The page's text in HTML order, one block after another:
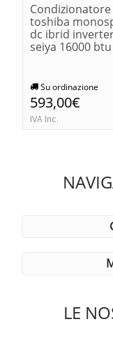
Condizionatore
toshiba
dc ibrid
seiya 16000 btu
Su ordinazione
593,00€
IVA Inc.
LE